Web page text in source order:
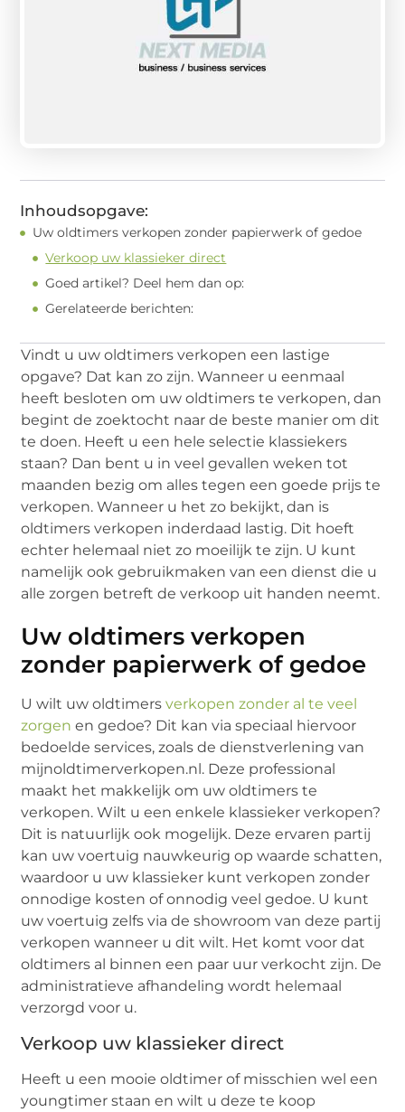
Inhoudsopgave:
Uw oldtimers verkopen zonder papierwerk of gedoe
Verkoop uw klassieker direct
Goed artikel? Deel hem dan op:
Gerelateerde berichten:
Vindt u uw oldtimers verkopen een lastige
opgave? Dat kan zo zijn. Wanneer u eenmaal
heeft besloten om uw oldtimers te verkopen, dan
begint de zoektocht naar de beste manier om dit
te doen. Heeft u een hele selectie klassiekers
staan? Dan bent u in veel gevallen weken tot
maanden bezig om alles tegen een goede prijs te
verkopen. Wanneer u het zo bekijkt, dan is
oldtimers verkopen inderdaad lastig. Dit hoeft
echter helemaal niet zo moeilijk te zijn. U kunt
namelijk ook gebruikmaken van een dienst die u
alle zorgen betreft de verkoop uit handen neemt.
Uw oldtimers verkopen
zonder papierwerk of gedoe
U wilt uw oldtimersverkopen zonder al te veel
zorgen en gedoe? Dit kan via speciaal hiervoor
bedoelde services, zoals de dienstverlening van
mijnoldtimerverkopen.nl. Deze professional
maakt het makkelijk om uw oldtimers te
verkopen. Wilt u een enkele klassieker verkopen?
Dit is natuurlijk ook mogelijk. Deze ervaren partij
kan uw voertuig nauwkeurig op waarde schatten,
waardoor u uw klassieker kunt verkopen zonder
onnodige kosten of onnodig veel gedoe. U kunt
uw voertuig zelfs via de showroom van deze partij
verkopen wanneer u dit wilt. Het komt voor dat
oldtimers al binnen een paar uur verkocht zijn. De
administratieve afhandeling wordt helemaal
verzorgd voor u.
Verkoop uw klassieker direct
Heeft u een mooie oldtimer of misschien wel een
youngtimer staan en wilt u deze te koop